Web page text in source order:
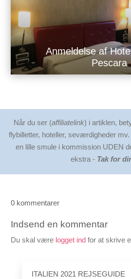
Anmeldelse af
Pescara
Når du ser (affiliatelink) i artiklen,
flybilletter, hoteller, seværdigheder
en lille smule i kommission UDEN
ekstra - Tak for
0 kommentarer
Indsend en kommentar
Du skal være logget ind for at skrive
ITALIEN 2021 REJSEGUIDE